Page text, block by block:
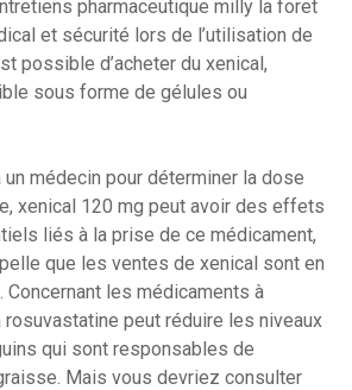
pharmaceutique milly la foret
et sécurité lors de l’utilisation de
possible d’acheter du xenical,
sous forme de gélules ou
médecin pour déterminer la dose
xenical 120 mg peut avoir des effets
liés à la prise de ce médicament,
que les ventes de xenical sont en
Concernant les médicaments à
rosuvastatine peut réduire les niveaux
qui sont responsables de
Mais vous devriez consulter